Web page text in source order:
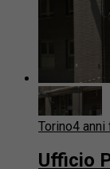
Torino4 anni
Ufficio